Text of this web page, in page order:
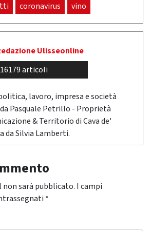
coronavirus vino
Ulisseonline
16179 articoli
lavoro, impresa e società
Pasquale Petrillo - Proprietà
& Territorio di Cava de'
da Silvia Lamberti.
sarà pubblicato. I campi
*